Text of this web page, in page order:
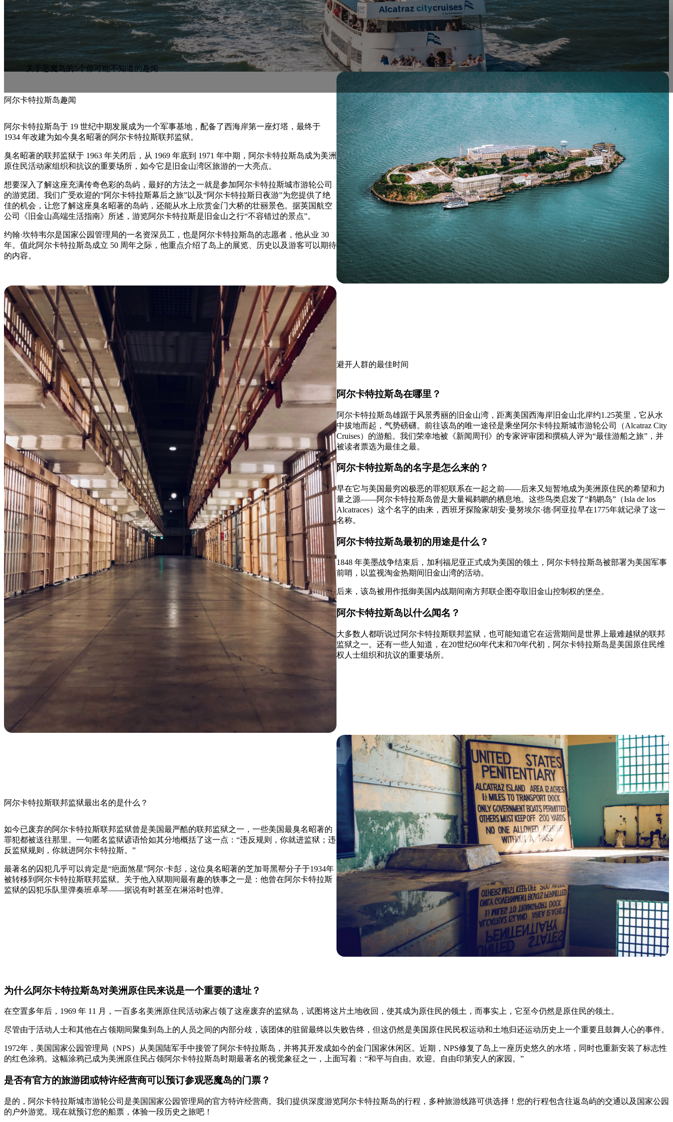
关于恶魔岛的5个你可能不知道的趣闻
阿尔卡特拉斯岛趣闻
阿尔卡特拉斯岛于 19 世纪中期发展成为一个军事基地，配备了西海岸第一座灯塔，最终于
1934 年改建为如今臭名昭著的阿尔卡特拉斯联邦监狱。
臭名昭著的联邦监狱于 1963 年关闭后，从 1969 年底到 1971 年中期，阿尔卡特拉斯岛成为美洲
原住民活动家组织和抗议的重要场所，如今它是旧金山湾区旅游的一大亮点。
想要深入了解这座充满传奇色彩的岛屿，最好的方法之一就是参加阿尔卡特拉斯城市游轮公司
的游览团。我们广受欢迎的“阿尔卡特拉斯幕后之旅”以及“阿尔卡特拉斯日夜游”为您提供了绝
佳的机会，让您了解这座臭名昭著的岛屿，还能从水上欣赏金门大桥的壮丽景色。据英国航空
公司《旧金山高端生活指南》所述，游览阿尔卡特拉斯是旧金山之行“不容错过的景点”。
约翰·坎特韦尔是国家公园管理局的一名资深员工，也是阿尔卡特拉斯岛的志愿者，他从业 30
年。值此阿尔卡特拉斯岛成立 50 周年之际，他重点介绍了岛上的展览、历史以及游客可以期待
的内容。
避开人群的最佳时间
阿尔卡特拉斯岛在哪里？
阿尔卡特拉斯岛雄踞于风景秀丽的旧金山湾，距离美国西海岸旧金山北岸约1.25英里，它从水
中拔地而起，气势磅礴。前往该岛的唯一途径是乘坐阿尔卡特拉斯城市游轮公司（Alcatraz City
Cruises）的游船。我们荣幸地被《新闻周刊》的专家评审团和撰稿人评为“最佳游船之旅”，并
被读者票选为最佳之最。
阿尔卡特拉斯岛的名字是怎么来的？
早在它与美国最穷凶极恶的罪犯联系在一起之前——后来又短暂地成为美洲原住民的希望和力
量之源——阿尔卡特拉斯岛曾是大量褐鹈鹕的栖息地。这些鸟类启发了“鹈鹕岛”（Isla de los
Alcatraces）这个名字的由来，西班牙探险家胡安·曼努埃尔·德·阿亚拉早在1775年就记录了这一
名称。
阿尔卡特拉斯岛最初的用途是什么？
1848 年美墨战争结束后，加利福尼亚正式成为美国的领土，阿尔卡特拉斯岛被部署为美国军事
前哨，以监视淘金热期间旧金山湾的活动。
后来，该岛被用作抵御美国内战期间南方邦联企图夺取旧金山控制权的堡垒。
阿尔卡特拉斯岛以什么闻名？
大多数人都听说过阿尔卡特拉斯联邦监狱，也可能知道它在运营期间是世界上最难越狱的联邦
监狱之一。还有一些人知道，在20世纪60年代末和70年代初，阿尔卡特拉斯岛是美国原住民维
权人士组织和抗议的重要场所。
阿尔卡特拉斯联邦监狱最出名的是什么？
如今已废弃的阿尔卡特拉斯联邦监狱曾是美国最严酷的联邦监狱之一，一些美国最臭名昭著的
罪犯都被送往那里。一句匿名监狱谚语恰如其分地概括了这一点：“违反规则，你就进监狱；违
反监狱规则，你就进阿尔卡特拉斯。”
最著名的囚犯几乎可以肯定是“疤面煞星”阿尔·卡彭，这位臭名昭著的芝加哥黑帮分子于1934年
被转移到阿尔卡特拉斯联邦监狱。关于他入狱期间最有趣的轶事之一是：他曾在阿尔卡特拉斯
监狱的囚犯乐队里弹奏班卓琴——据说有时甚至在淋浴时也弹。
为什么阿尔卡特拉斯岛对美洲原住民来说是一个重要的遗址？
在空置多年后，1969 年 11 月，一百多名美洲原住民活动家占领了这座废弃的监狱岛，试图将这片土地收回，使其成为原住民的领土，而事实上，它至今仍然是原住民的领土。
尽管由于活动人士和其他在占领期间聚集到岛上的人员之间的内部分歧，该团体的驻留最终以失败告终，但这仍然是美国原住民民权运动和土地归还运动历史上一个重要且鼓舞人心的事件。
1972年，美国国家公园管理局（NPS）从美国陆军手中接管了阿尔卡特拉斯岛，并将其开发成如今的金门国家休闲区。近期，NPS修复了岛上一座历史悠久的水塔，同时也重新安装了标志性
的红色涂鸦。这幅涂鸦已成为美洲原住民占领阿尔卡特拉斯岛时期最著名的视觉象征之一，上面写着：“和平与自由。欢迎。自由印第安人的家园。”
是否有官方的旅游团或特许经营商可以预订参观恶魔岛的门票？
是的，阿尔卡特拉斯城市游轮公司是美国国家公园管理局的官方特许经营商。我们提供深度游览阿尔卡特拉斯岛的行程，多种旅游线路可供选择！您的行程包含往返岛屿的交通以及国家公园
的户外游览。现在就预订您的船票，体验一段历史之旅吧！